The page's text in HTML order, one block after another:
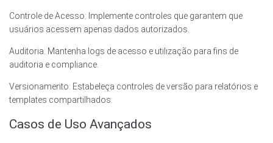
Controle de Acesso: Implemente controles que garantem que
usuários acessem apenas dados autorizados.
Auditoria: Mantenha logs de acesso e utilização para fins de
auditoria e compliance.
Versionamento: Estabeleça controles de versão para relatórios e
templates compartilhados.
Casos de Uso Avançados